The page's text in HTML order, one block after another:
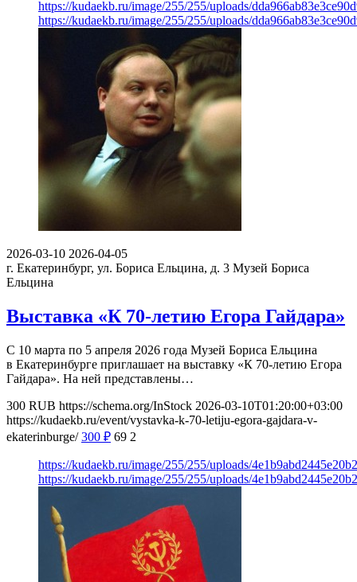
https://kudaekb.ru/image/255/255/uploads/
https://kudaekb.ru/image/255/255/uploads/
2026-03-10 2026-04-05
г. Екатеринбург, ул. Бориса Ельцина, д. 3 Музей Бориса
Ельцина
Выставка «К 70-летию Егора Гайдара»
С 10 марта по 5 апреля 2026 года Музей Бориса Ельцина
в Екатеринбурге приглашает на выставку «К 70-летию Егора
Гайдара». На ней представлены…
300 RUB https://schema.org/InStock 2026-03-10T01:20:00+03:00
https://kudaekb.ru/event/vystavka-k-70-letiju-egora-gajdara-v-
ekaterinburge/ 300 ₽ 69 2
https://kudaekb.ru/image/255/255/uploads/
https://kudaekb.ru/image/255/255/uploads/